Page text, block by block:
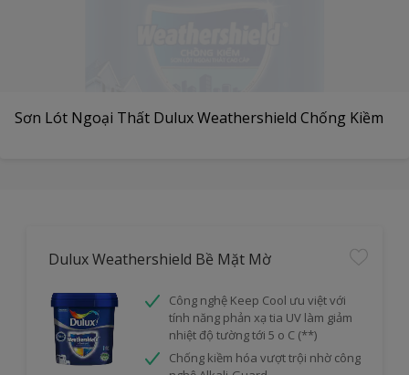
Sơn Lót Ngoại Thất Dulux Weathershield Chống Kiềm
Dulux Weathershield Bề Mặt Mờ
Công nghệ Keep Cool ưu việt với
tính năng phản xạ tia UV làm giảm
nhiệt độ tường tới 5 o C (**)
Chống kiềm hóa vượt trội nhờ công